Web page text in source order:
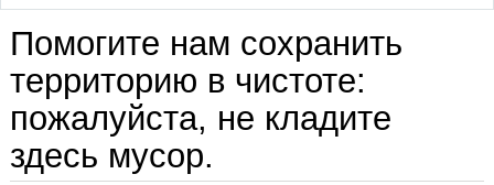
Помогите нам сохранить
территорию в чистоте:
пожалуйста, не кладите
здесь мусор.